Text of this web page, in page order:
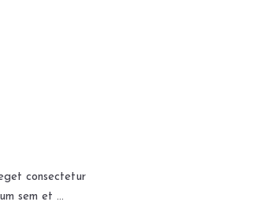
consectetur
sem et ...